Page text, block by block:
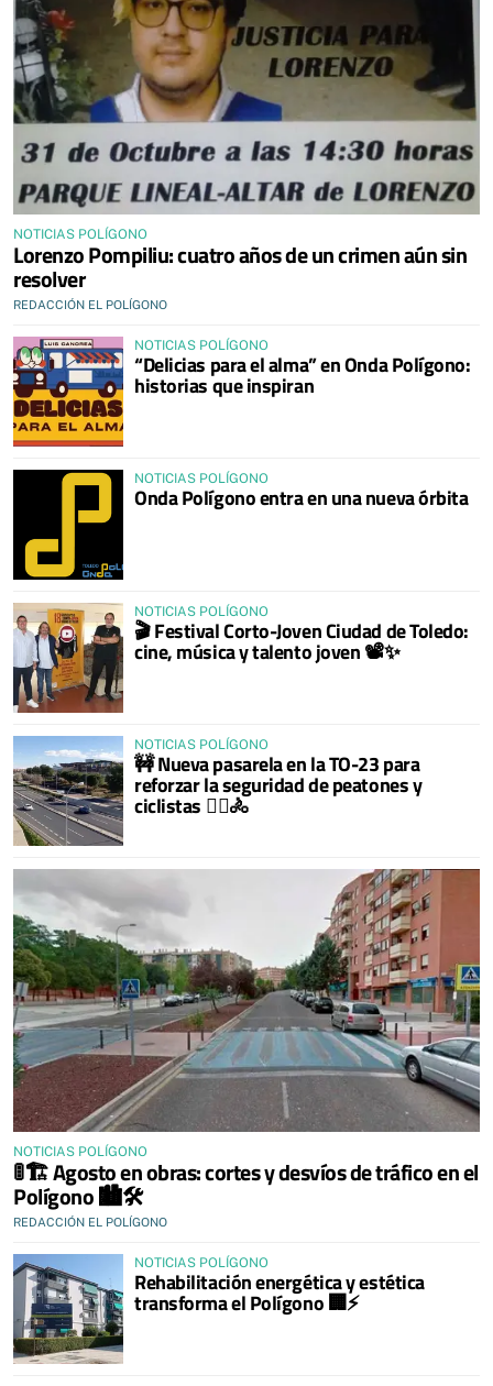
NOTICIAS POLÍGONO
Lorenzo Pompiliu: cuatro años de un crimen aún sin
resolver
REDACCIÓN EL POLÍGONO
NOTICIAS POLÍGONO
“Delicias para el alma” en Onda Polígono:
historias que inspiran
NOTICIAS POLÍGONO
Onda Polígono entra en una nueva órbita
NOTICIAS POLÍGONO
🎬 Festival Corto-Joven Ciudad de Toledo:
cine, música y talento joven 📽️✨
NOTICIAS POLÍGONO
🚧 Nueva pasarela en la TO-23 para
reforzar la seguridad de peatones y
ciclistas 🚶‍♀️🚴
NOTICIAS POLÍGONO
🚦🏗 Agosto en obras: cortes y desvíos de tráfico en el
Polígono 🏙🛠
REDACCIÓN EL POLÍGONO
NOTICIAS POLÍGONO
Rehabilitación energética y estética
transforma el Polígono 🏢⚡